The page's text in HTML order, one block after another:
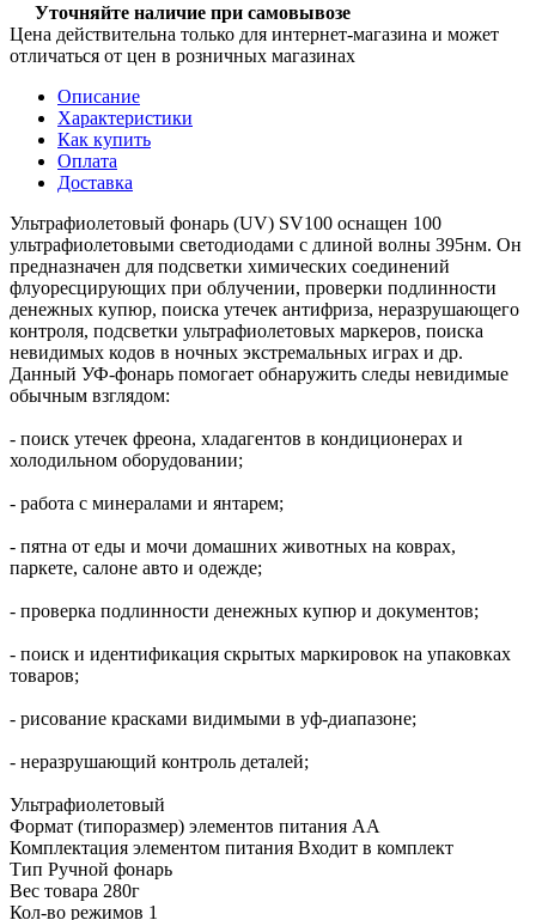
Уточняйте наличие при самовывозе
Цена действительна только для интернет-магазина и может
отличаться от цен в розничных магазинах
Описание
Характеристики
Как купить
Оплата
Доставка
Ультрафиолетовый фонарь (UV) SV100 оснащен 100
ультрафиолетовыми светодиодами с длиной волны 395нм. Он
предназначен для подсветки химических соединений
флуоресцирующих при облучении, проверки подлинности
денежных купюр, поиска утечек антифриза, неразрушающего
контроля, подсветки ультрафиолетовых маркеров, поиска
невидимых кодов в ночных экстремальных играх и др.
Данный УФ-фонарь помогает обнаружить следы невидимые
обычным взглядом:
- поиск утечек фреона, хладагентов в кондиционерах и
холодильном оборудовании;
- работа с минералами и янтарем;
- пятна от еды и мочи домашних животных на коврах,
паркете, салоне авто и одежде;
- проверка подлинности денежных купюр и документов;
- поиск и идентификация скрытых маркировок на упаковках
товаров;
- рисование красками видимыми в уф-диапазоне;
- неразрушающий контроль деталей;
Ультрафиолетовый
Формат (типоразмер) элементов питания АА
Комплектация элементом питания Входит в комплект
Тип Ручной фонарь
Вес товара 280г
Кол-во режимов 1